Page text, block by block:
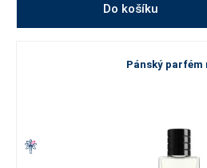
Do košíku
Pánský parfém